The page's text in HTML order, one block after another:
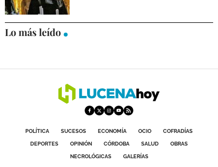
OPINIÓN
VENTANA CIUDADANA
SUBBÉTICA HOY
OBRAS
Lo más leído
POLÍTICA SUCESOS ECONOMÍA OCIO
COFRADÍAS
DEPORTES
OPINIÓN CÓRDOBA SALUD
OBRAS
NECROLÓGICAS
GALERÍAS